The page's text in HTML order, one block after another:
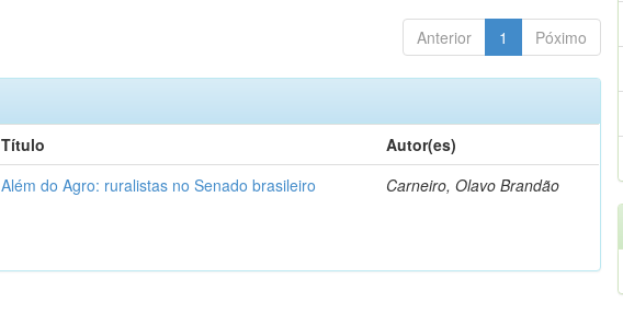
Anterior 1 Póximo
Título
Autor(es)
Além do Agro: ruralistas no Senado brasileiro Carneiro, Olavo Brandão